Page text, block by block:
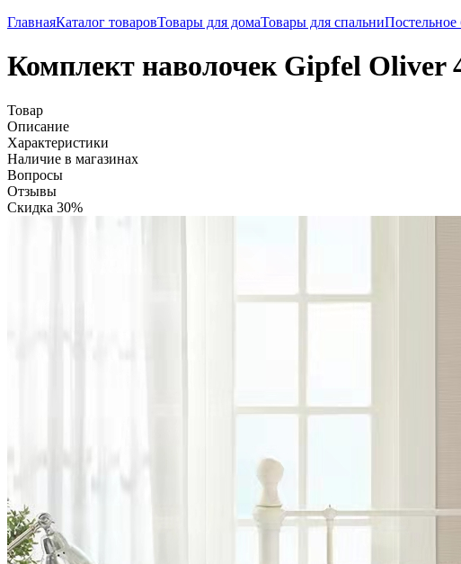
ГлавнаяКаталог товаровТовары для домаТовары для спальниПостельное
Комплект наволочек Gipfel Oliver
Товар
Описание
Характеристики
Наличие в магазинах
Вопросы
Отзывы
Скидка 30%